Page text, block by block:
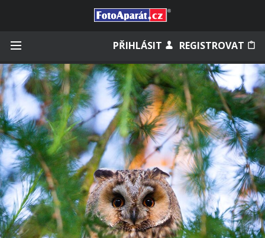
PŘIHLÁSIT REGISTROVAT
Zapamatovat
Zapomněli jste heslo?
Měli jste účet na starém webu?